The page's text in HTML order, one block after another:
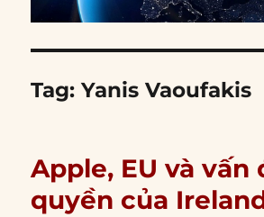
Tag:Yanis Vaoufakis
Apple, EU và vấn
quyền của